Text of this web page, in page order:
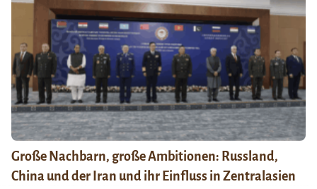
Große Nachbarn, große Ambitionen: Russland,
China und der Iran und ihr Einfluss in Zentralasien